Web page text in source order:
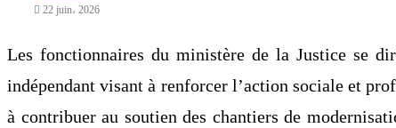
22 juin، 2026
Les fonctionnaires du ministère de la Justice se
indépendant visant à renforcer l’action sociale et
à contribuer au soutien des chantiers de